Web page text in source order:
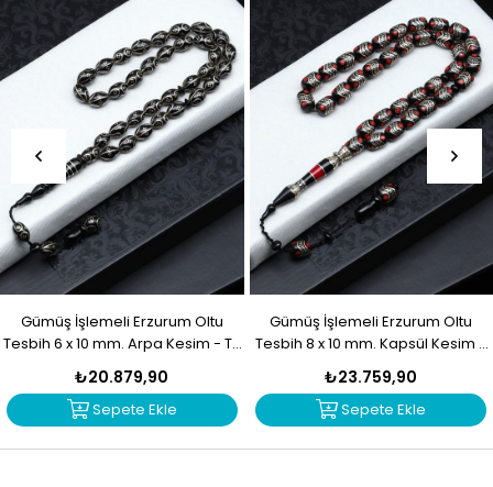
Gümüş İşlemeli Erzurum Oltu
Tesbih 6 x 10 mm. Arpa Kesim - T-
1916
₺20.879,90
Sepete Ekle
Gümüş İşlemeli Erzurum Oltu
Tesbih 8 x 10 mm. Kapsül Kesim -
T-1915
₺23.759,90
Sepete Ekle